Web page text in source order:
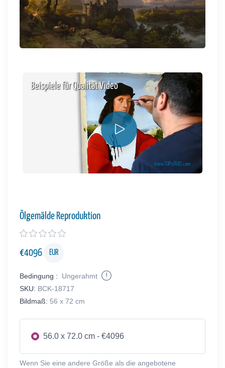
Beispiele für Qualität Video
Ölgemälde Reproduktion
€4096 EUR
Bedingung :
Ungerahmt
SKU: BCK-18717
Bildmaß: 56 x 72 cm
56.0 x 72.0 cm - €4096
Wenn Sie eine andere Größe als die angebotene